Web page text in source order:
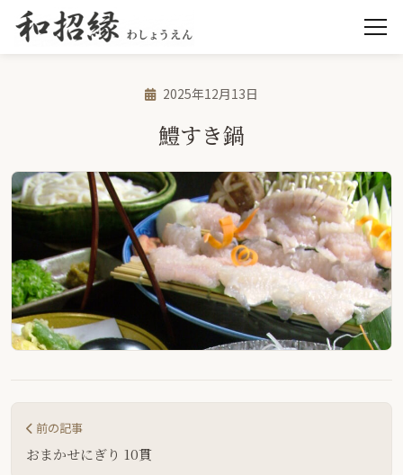
2025年12月13日
鱧すき鍋
前の記事
おまかせにぎり 10貫